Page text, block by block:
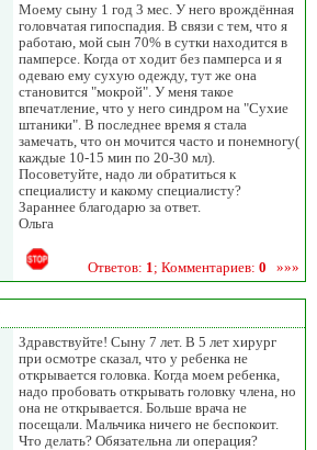
Моему сыну 1 год 3 мес. У него врождённая
головчатая гипоспадия. В связи с тем, что я
работаю, мой сын 70% в сутки находится в
памперсе. Когда от ходит без памперса и я
одеваю ему сухую одежду, тут же она
становится "мокрой". У меня такое
впечатление, что у него синдром на "Сухие
штаники". В последнее время я стала
замечать, что он мочится часто и понемногу(
каждые 10-15 мин по 20-30 мл).
Посоветуйте, надо ли обратиться к
специалисту и какому специалисту?
Зараннее благодарю за ответ.
Ольга
Ответов: 1; Комментариев: 0 »»»
Здравствуйте! Сыну 7 лет. В 5 лет хирург
при осмотре сказал, что у ребенка не
открывается головка. Когда моем ребенка,
надо пробовать открывать головку члена, но
она не открывается. Больше врача не
посещали. Мальчика ничего не беспокоит.
Что делать? Обязательна ли операция?